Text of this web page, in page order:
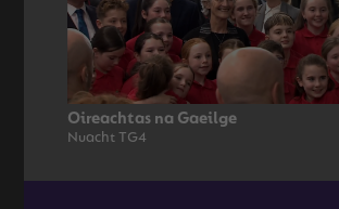
Oireachtas na Gaeilge
Nuacht TG4